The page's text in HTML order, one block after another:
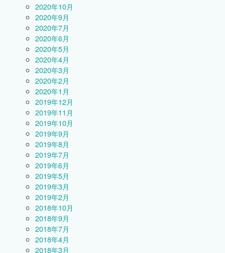
2020年10月
2020年9月
2020年7月
2020年6月
2020年5月
2020年4月
2020年3月
2020年2月
2020年1月
2019年12月
2019年11月
2019年10月
2019年9月
2019年8月
2019年7月
2019年6月
2019年5月
2019年3月
2019年2月
2018年10月
2018年9月
2018年7月
2018年4月
2018年3月